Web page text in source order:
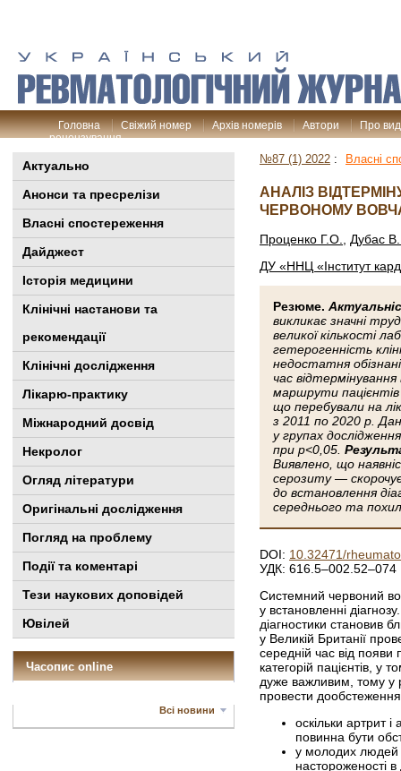
Головна Свіжий номер Архів номерів Автори
Про
рецензування
Актуально
Анонси та пресрелізи
Власні спостереження
Дайджест
Історія медицини
Клінiчні настанови та
рекомендації
Клінічні дослідження
Лікарю-практику
Міжнародний досвід
Некролог
Огляд літератури
Оригінальні дослідження
Погляд на проблему
Події та коментарі
Тези наукових доповідей
Ювілей
Часопис online
Всі новини
№87 (1) 2022 : Власні
АНАЛІЗ
ЧЕРВОНОМУ
Проценко Г.О.
Дубас
ДУ «ННЦ «Інститут
Резюме.
викликає значні
великої кількості
гетерогенність
недостатня
час
маршрути
що перебували на
з 2011 по 2020 р.
у групах
при р<0,05.
Виявлено, що
серозиту —
до встановлення
середнього та
DOI: 10.32471/
УДК: 616.5–002.52–074
Системний червоний
у встановленні
діагностики становив
у Великій Британії
середній час від
категорій пацієнтів,
дуже важливим, тому у
провести
оскільки артрит
повинна бути
у молодих людей
настороженості в